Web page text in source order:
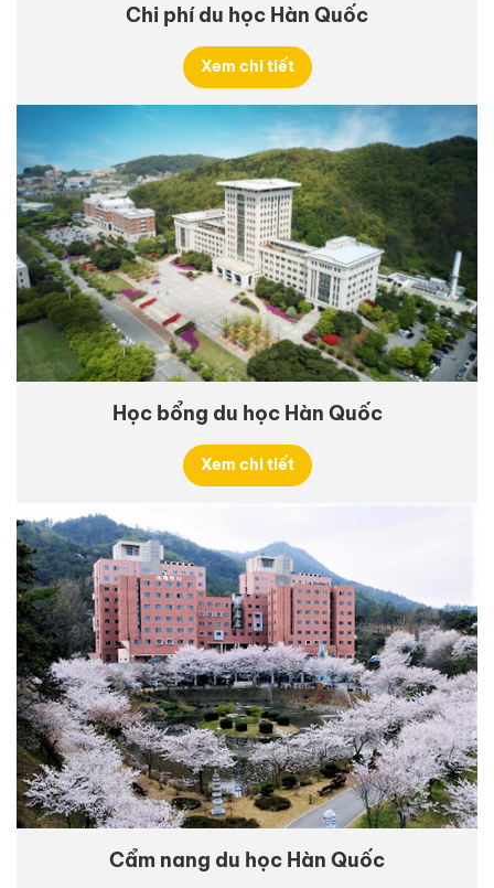
Chi phí du học Hàn Quốc
Xem chi tiết
Học bổng du học Hàn Quốc
Xem chi tiết
Cẩm nang du học Hàn Quốc